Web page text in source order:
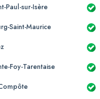
Paul-sur-Isère
Saint-Maurice
Foy-Tarentaise